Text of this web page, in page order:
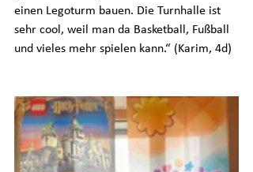
einen Legoturm bauen. Die Turnhalle ist
sehr cool, weil man da Basketball, Fußball
und vieles mehr spielen kann.“ (Karim, 4d)